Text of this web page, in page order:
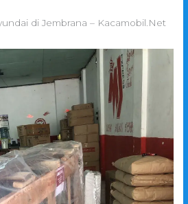
di Jembrana – Kacamobil.Net